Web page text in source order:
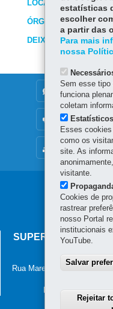
LOCAIS DE
ÓRGÃO
DEIXE SUA OPINIÃO
MAPA DO SITE
DENUNCIE
OUVIDORIA
principal
Rua Marechal Deodoro, 806,
Horário de
estatísticas
escolher
a partir das
Para mais
nossa
Sem esse tipo
funciona
coletam
Estatísticos
Esses
como os
site. As
visitante.
Cookies de
rastrear
nosso Portal
institucionais
YouTube.
Salvar
Rejeitar